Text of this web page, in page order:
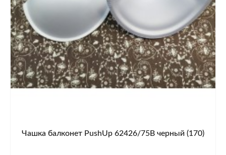
Чашка балконет PushUp 62426/75B черный (170)